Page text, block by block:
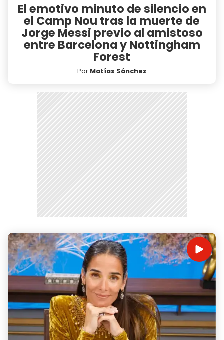
El emotivo minuto de silencio en
el Camp Nou tras la muerte de
Jorge Messi previo al amistoso
entre Barcelona y Nottingham
Forest
Por Matías Sánchez